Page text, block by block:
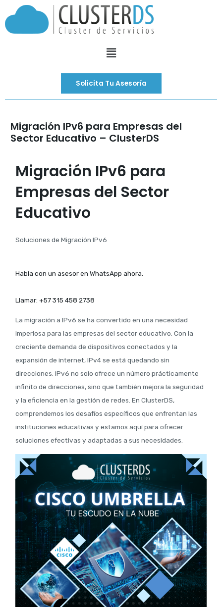
contenido
Menú
Solicita Tu Asesoría
Migración IPv6 para Empresas del
Sector Educativo – ClusterDS
Migración IPv6 para
Empresas del Sector
Educativo
Soluciones de Migración IPv6
Habla con un asesor en WhatsApp ahora.
Llamar: +57 315 458 2738
La migración a IPv6 se ha convertido en una necesidad
imperiosa para las empresas del sector educativo. Con la
creciente demanda de dispositivos conectados y la
expansión de internet, IPv4 se está quedando sin
direcciones. IPv6 no solo ofrece un número prácticamente
infinito de direcciones, sino que también mejora la seguridad
y la eficiencia en la gestión de redes. En ClusterDS,
comprendemos los desafíos específicos que enfrentan las
instituciones educativas y estamos aquí para ofrecer
soluciones efectivas y adaptadas a sus necesidades.